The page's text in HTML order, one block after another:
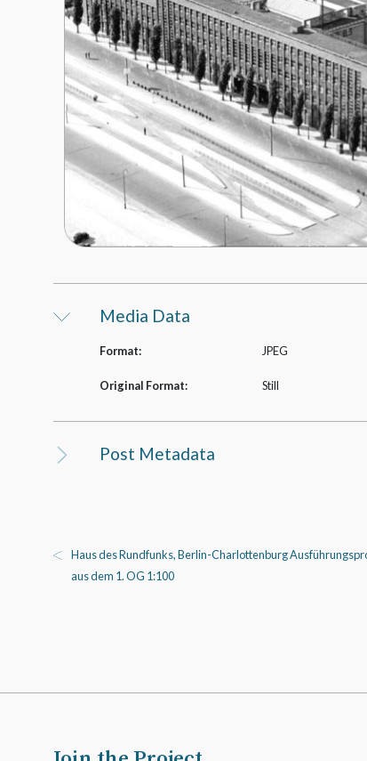
Media Data
Format: JPEG
Original Format: Still
Post Metadata
Haus des Rundfunks, Berlin-Charlottenburg
aus dem 1. OG 1:100